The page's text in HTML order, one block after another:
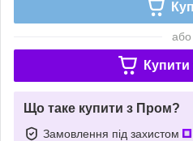
або
Купити
Що таке купити з Пром?
Замовлення під захистом